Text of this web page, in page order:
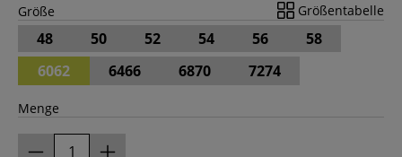
Größe Größentabelle
48 50 52 54 56
58
6062
6466 6870 7274
Menge